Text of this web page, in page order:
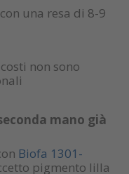
una resa di 8-9
non sono
mano già
Biofa 1301-
pigmento lilla